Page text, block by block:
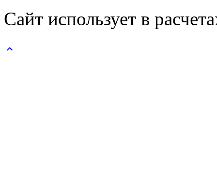
Сайт использует в